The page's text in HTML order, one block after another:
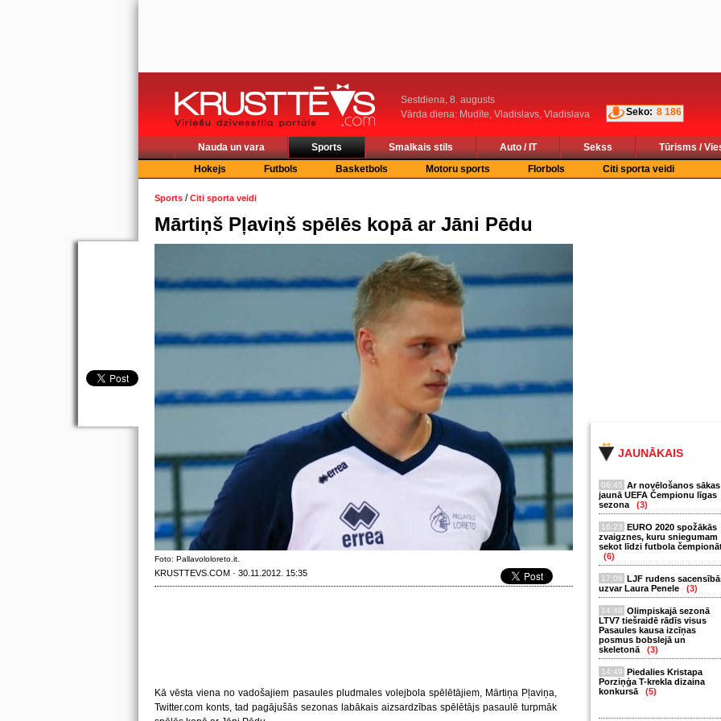
Sestdiena, 8. augusts
Vārda diena: Mudīte, Vladislavs, Vladislava
Seko: 8 186
Nauda un vara Sports Smalkais stils Auto / IT Sekss
Tūrisms /
Hokejs
Futbols Basketbols Motoru sports Florbols Citi sporta veidi
JAUNĀKAIS
06:45 Ar novēlošanos sākas
jaunā UEFA Čempionu līgas
sezona
(3)
16:23 EURO 2020 spožākās
zvaigznes, kuru sniegumam
sekot līdzi futbola
(6)
17:09 LJF rudens
uzvar Laura Penele
(3)
14:48 Olimpiskajā sezonā
LTV7 tiešraidē rādīs visus
Pasaules kausa izcīņas
posmus bobslejā un
skeletonā
(3)
14:49 Piedalies Kristapa
Porziņģa T-krekla dizaina
konkursā
(5)
Sports /Citi sporta veidi
Mārtiņš Pļaviņš spēlēs kopā ar Jāni Pēdu
Foto: Pallavololoreto.it.
KRUSTTEVS.COM · 30.11.2012. 15:35
Kā vēsta viena no vadošajiem pasaules pludmales volejbola spēlētājiem, Mārtiņa Pļaviņa,
Twitter.com konts, tad pagājušās sezonas labākais aizsardzības spēlētājs pasaulē turpmāk